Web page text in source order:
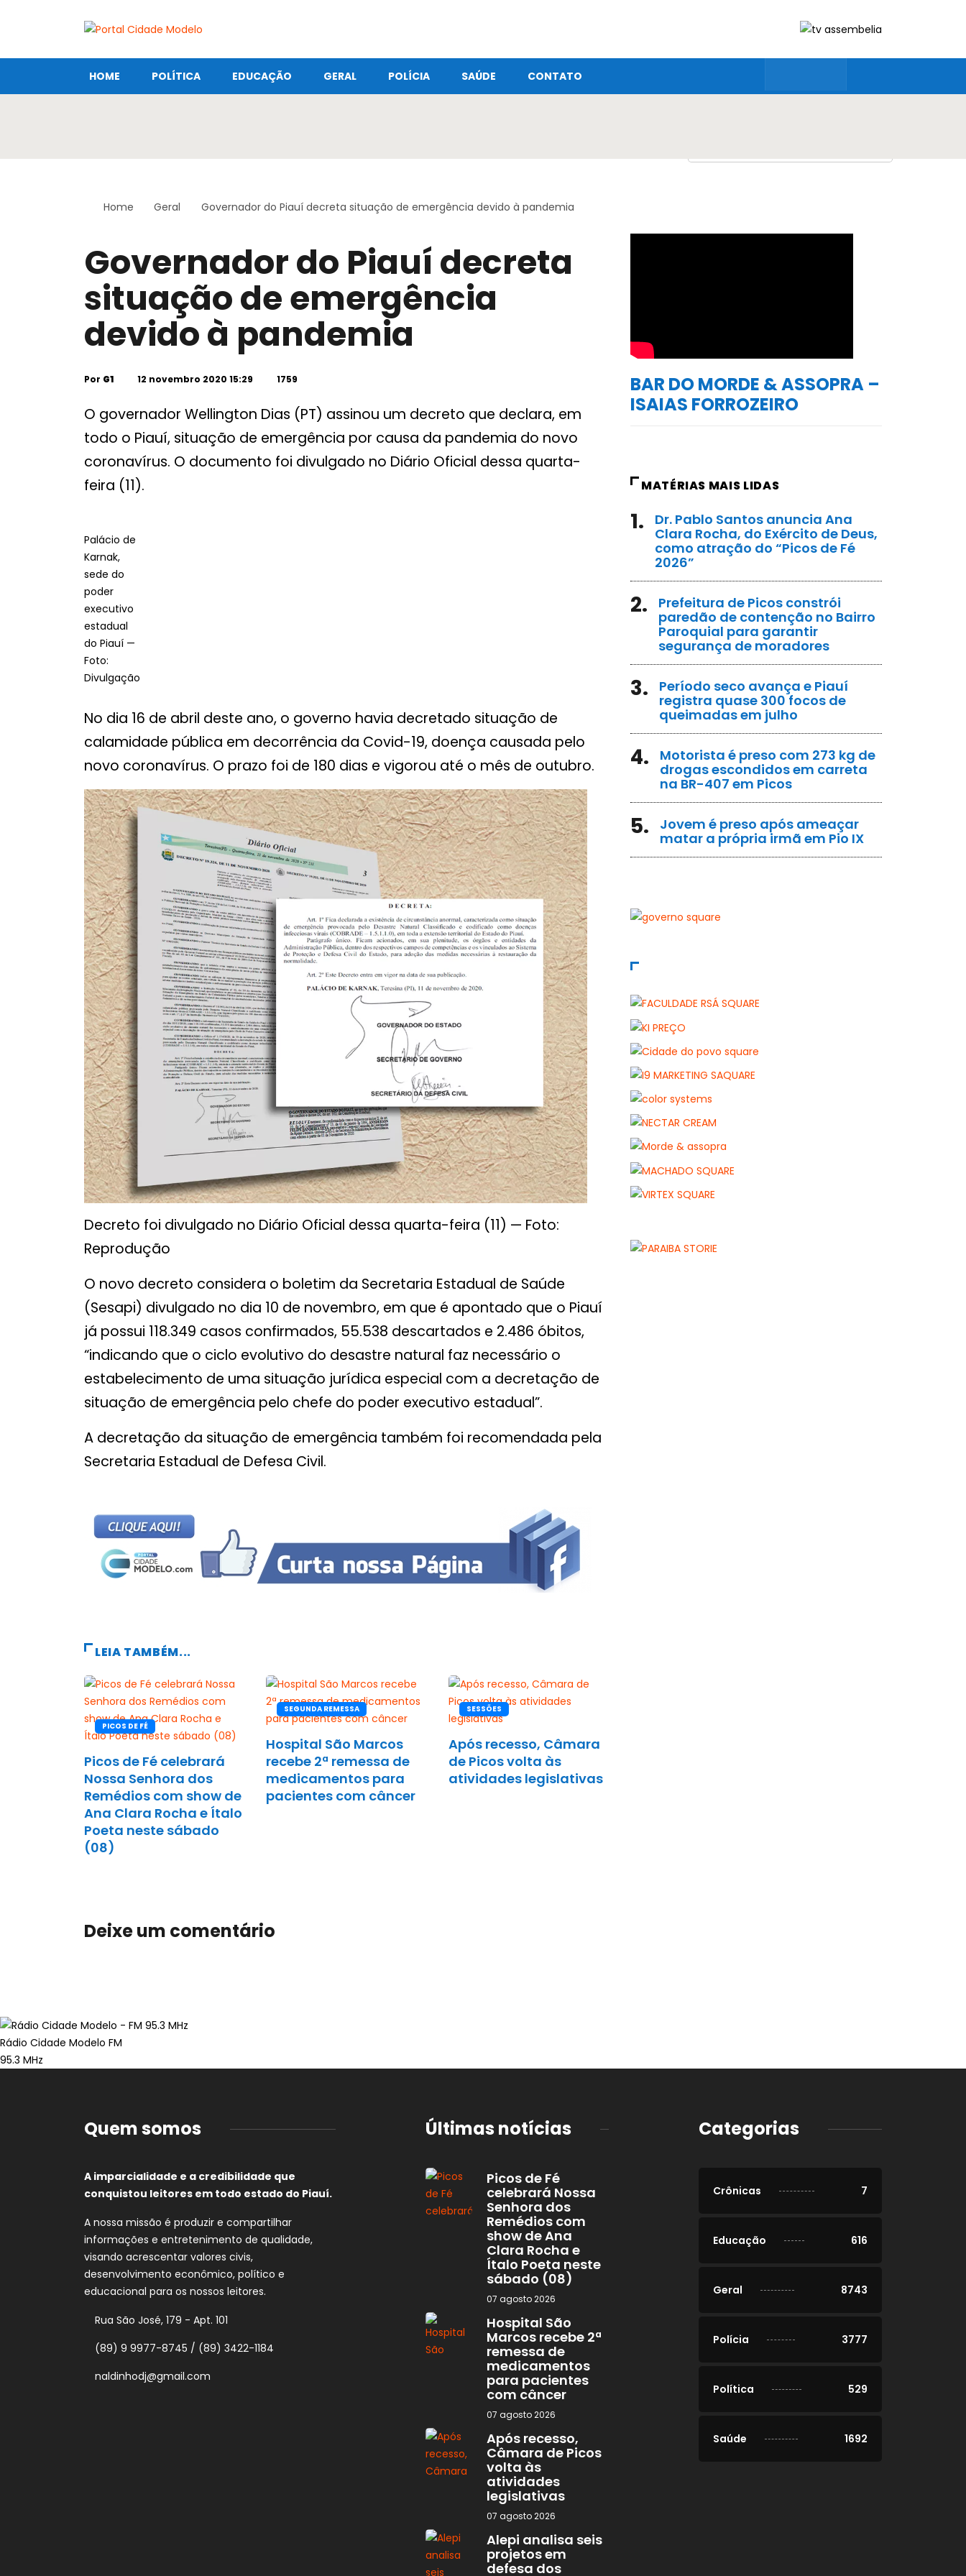
HOME POLÍTICA EDUCAÇÃO GERAL POLÍCIA SAÚDE CONTATO
Home Geral Governador do Piauí decreta situação de emergência devido à pandemia
Governador do Piauí decreta
situação de emergência
devido à pandemia
Por G1 12 novembro 2020 15:29 1759
O governador Wellington Dias (PT) assinou um decreto que declara, em
todo o Piauí, situação de emergência por causa da pandemia do novo
coronavírus. O documento foi divulgado no Diário Oficial dessa quarta-
feira (11).
Palácio de
Karnak,
sede do
poder
executivo
estadual
do Piauí —
Foto:
Divulgação
No dia 16 de abril deste ano, o governo havia decretado situação de
calamidade pública em decorrência da Covid-19, doença causada pelo
novo coronavírus. O prazo foi de 180 dias e vigorou até o mês de outubro.
Decreto foi divulgado no Diário Oficial dessa quarta-feira (11) — Foto:
Reprodução
O novo decreto considera o boletim da Secretaria Estadual de Saúde
(Sesapi) divulgado no dia 10 de novembro, em que é apontado que o Piauí
já possui 118.349 casos confirmados, 55.538 descartados e 2.486 óbitos,
“indicando que o ciclo evolutivo do desastre natural faz necessário o
estabelecimento de uma situação jurídica especial com a decretação de
situação de emergência pelo chefe do poder executivo estadual”.
A decretação da situação de emergência também foi recomendada pela
Secretaria Estadual de Defesa Civil.
LEIA TAMBÉM...
PICOS DE FÉ
Picos de Fé celebrará
Nossa Senhora dos
Remédios com show de
Ana Clara Rocha e Ítalo
Poeta neste sábado
(08)
SEGUNDA REMESSA
Hospital São Marcos
recebe 2ª remessa de
medicamentos para
pacientes com câncer
SESSÕES
Após recesso, Câmara
de Picos volta às
atividades legislativas
Deixe um comentário
BAR DO MORDE & ASSOPRA –
ISAIAS FORROZEIRO
MATÉRIAS MAIS LIDAS
1.
Dr. Pablo Santos anuncia Ana
Clara Rocha, do Exército de Deus,
como atração do “Picos de Fé
2026”
2.
Prefeitura de Picos constrói
paredão de contenção no Bairro
Paroquial para garantir
segurança de moradores
3.
Período seco avança e Piauí
registra quase 300 focos de
queimadas em julho
4.
Motorista é preso com 273 kg de
drogas escondidos em carreta
na BR-407 em Picos
5.
Jovem é preso após ameaçar
matar a própria irmã em Pio IX
Rádio Cidade Modelo FM
95.3 MHz
Quem somos
A imparcialidade e a credibilidade que
conquistou leitores em todo estado do Piauí.
A nossa missão é produzir e compartilhar
informações e entretenimento de qualidade,
visando acrescentar valores civis,
desenvolvimento econômico, político e
educacional para os nossos leitores.
Rua São José, 179 - Apt. 101
(89) 9 9977-8745 / (89) 3422-1184
naldinhodj@gmail.com
Últimas notícias
Picos de Fé
celebrará Nossa
Senhora dos
Remédios com
show de Ana
Clara Rocha e
Ítalo Poeta neste
sábado (08)
07 agosto 2026
Hospital São
Marcos recebe 2ª
remessa de
medicamentos
para pacientes
com câncer
07 agosto 2026
Após recesso,
Câmara de Picos
volta às
atividades
legislativas
07 agosto 2026
Alepi analisa seis
projetos em
defesa dos
Categorias
Crônicas 7
Educação 616
Geral 8743
Polícia 3777
Política 529
Saúde 1692